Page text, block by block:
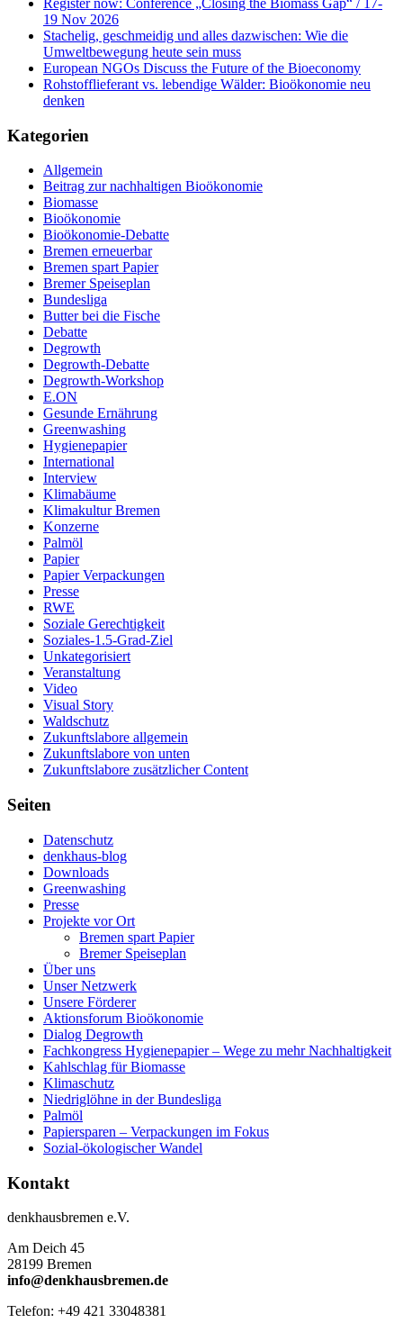
Register now: Conference „Closing the Biomass Gap“ / 17-
19 Nov 2026
Stachelig, geschmeidig und alles dazwischen: Wie die
Umweltbewegung heute sein muss
European NGOs Discuss the Future of the Bioeconomy
Rohstofflieferant vs. lebendige Wälder: Bioökonomie neu
denken
Kategorien
Allgemein
Beitrag zur nachhaltigen Bioökonomie
Biomasse
Bioökonomie
Bioökonomie-Debatte
Bremen erneuerbar
Bremen spart Papier
Bremer Speiseplan
Bundesliga
Butter bei die Fische
Debatte
Degrowth
Degrowth-Debatte
Degrowth-Workshop
E.ON
Gesunde Ernährung
Greenwashing
Hygienepapier
International
Interview
Klimabäume
Klimakultur Bremen
Konzerne
Palmöl
Papier
Papier Verpackungen
Presse
RWE
Soziale Gerechtigkeit
Soziales-1.5-Grad-Ziel
Unkategorisiert
Veranstaltung
Video
Visual Story
Waldschutz
Zukunftslabore allgemein
Zukunftslabore von unten
Zukunftslabore zusätzlicher Content
Seiten
Datenschutz
denkhaus-blog
Downloads
Greenwashing
Presse
Projekte vor Ort
Bremen spart Papier
Bremer Speiseplan
Über uns
Unser Netzwerk
Unsere Förderer
Aktionsforum Bioökonomie
Dialog Degrowth
Fachkongress Hygienepapier – Wege zu mehr Nachhaltigkeit
Kahlschlag für Biomasse
Klimaschutz
Niedriglöhne in der Bundesliga
Palmöl
Papiersparen – Verpackungen im Fokus
Sozial-ökologischer Wandel
Kontakt
denkhausbremen e.V.
Am Deich 45
28199 Bremen
info@denkhausbremen.de
Telefon: +49 421 33048381